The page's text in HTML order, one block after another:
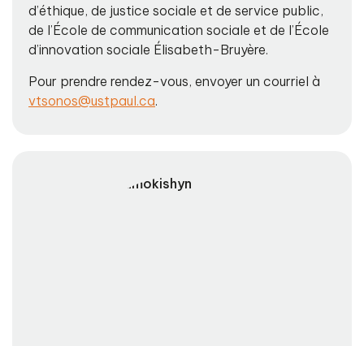
d’éthique, de justice sociale et de service public,
de l’École de communication sociale et de l’École
d’innovation sociale Élisabeth-Bruyère.
Pour prendre rendez-vous, envoyer un courriel à
vtsonos@ustpaul.ca.